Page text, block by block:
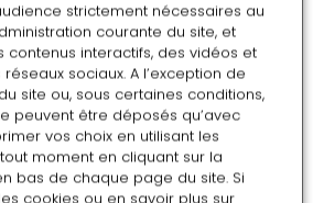
sur la place des espaces
et particulièrement celle de
des Amis
strictement nécessaires au
courante du site, et
interactifs, des vidéos et
sociaux. A l’exception de
site ou, sous certaines conditions,
peuvent être déposés qu’avec
vos choix en utilisant les
moment en cliquant sur la
bas de chaque page du site. Si
cookies ou en savoir plus sur